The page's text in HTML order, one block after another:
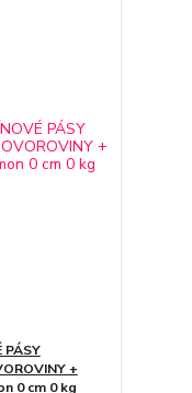
PÁSY
+
0 cm 0 kg